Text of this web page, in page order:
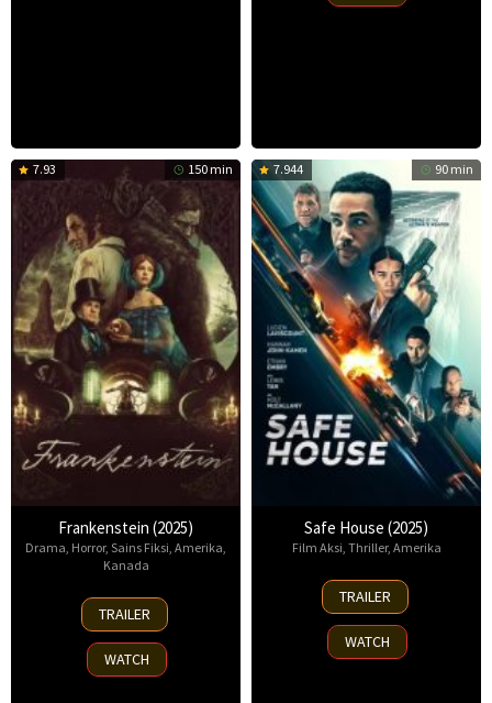
7.93 150 min
Frankenstein (2025)
Drama, Horror, Sains Fiksi, Amerika,
Kanada
17
Oct
2025
TRAILER
WATCH
7.944 90 min
Safe House (2025)
Film Aksi, Thriller, Amerika
30
Oct
2025
TRAILER
WATCH